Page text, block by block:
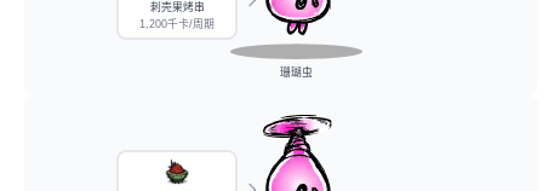
刺壳果烤串
1,200千卡/周期
珊瑚虫